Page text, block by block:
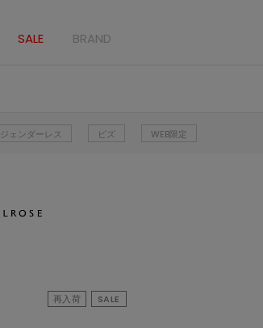
SALE BRAND
ジェンダーレス ビズ WEB限定
再入荷 SALE